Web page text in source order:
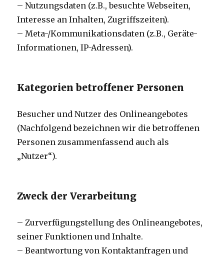
– Nutzungsdaten (z.B., besuchte Webseiten,
Interesse an Inhalten, Zugriffszeiten).
– Meta-/Kommunikationsdaten (z.B., Geräte-
Informationen, IP-Adressen).
Kategorien betroffener Personen
Besucher und Nutzer des Onlineangebotes
(Nachfolgend bezeichnen wir die betroffenen
Personen zusammenfassend auch als
„Nutzer“).
Zweck der Verarbeitung
– Zurverfügungstellung des Onlineangebotes,
seiner Funktionen und Inhalte.
– Beantwortung von Kontaktanfragen und